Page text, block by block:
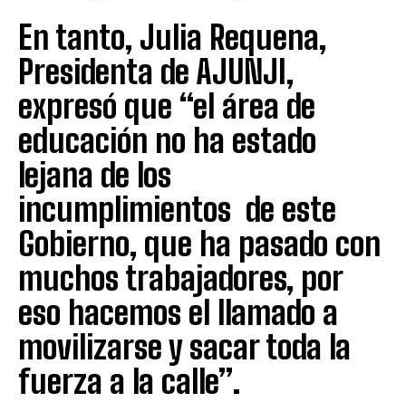
En tanto, Julia Requena,
Presidenta de AJUNJI,
expresó que “el área de
educación no ha estado
lejana de los
incumplimientos de este
Gobierno, que ha pasado con
muchos trabajadores, por
eso hacemos el llamado a
movilizarse y sacar toda la
fuerza a la calle”.